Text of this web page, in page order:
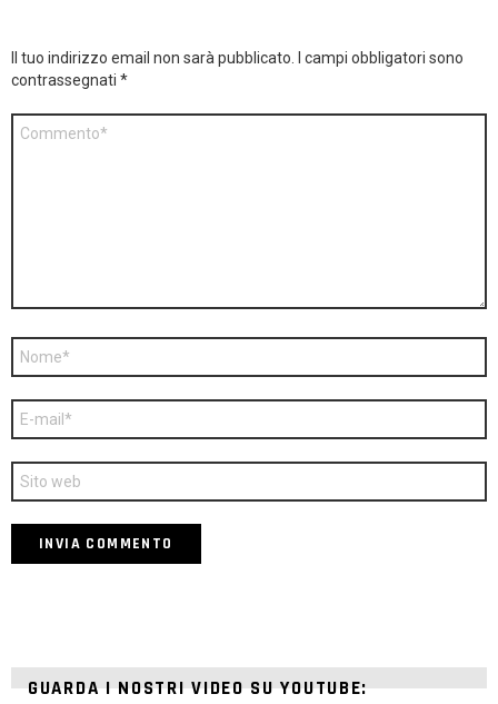
Il tuo indirizzo email non sarà pubblicato.
I campi obbligatori sono
contrassegnati *
mail
*
web
GUARDA I NOSTRI VIDEO SU YOUTUBE: